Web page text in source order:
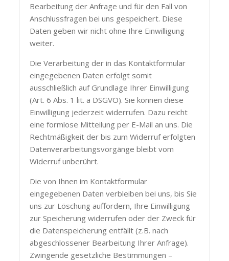
Bearbeitung der Anfrage und für den Fall von
Anschlussfragen bei uns gespeichert. Diese
Daten geben wir nicht ohne Ihre Einwilligung
weiter.
Die Verarbeitung der in das Kontaktformular
eingegebenen Daten erfolgt somit
ausschließlich auf Grundlage Ihrer Einwilligung
(Art. 6 Abs. 1 lit. a DSGVO). Sie können diese
Einwilligung jederzeit widerrufen. Dazu reicht
eine formlose Mitteilung per E-Mail an uns. Die
Rechtmäßigkeit der bis zum Widerruf erfolgten
Datenverarbeitungsvorgänge bleibt vom
Widerruf unberührt.
Die von Ihnen im Kontaktformular
eingegebenen Daten verbleiben bei uns, bis Sie
uns zur Löschung auffordern, Ihre Einwilligung
zur Speicherung widerrufen oder der Zweck für
die Datenspeicherung entfällt (z.B. nach
abgeschlossener Bearbeitung Ihrer Anfrage).
Zwingende gesetzliche Bestimmungen –